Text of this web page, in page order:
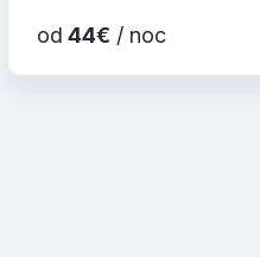
od 44€ / noc